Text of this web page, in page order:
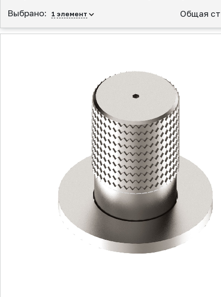
Выбрано: 1 элемент Общая